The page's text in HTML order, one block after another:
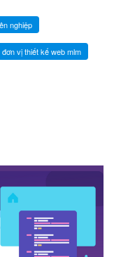
nghiệp
đơn vị thiết kế web mlm